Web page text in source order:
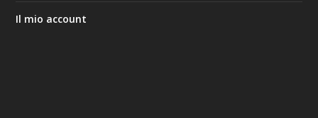
Il mio account